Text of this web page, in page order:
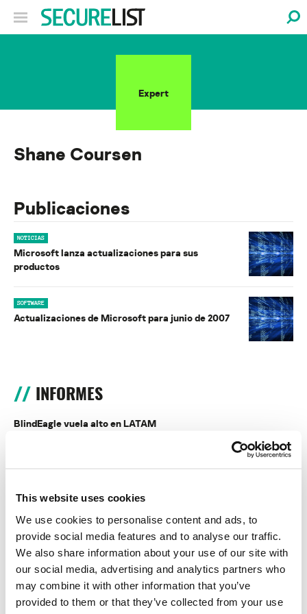
This website uses cookies
We use cookies to personalise content and ads, to
provide social media features and to analyse our traffic.
We also share information about your use of our site with
our social media, advertising and analytics partners who
may combine it with other information that you’ve
provided to them or that they’ve collected from your use
Expert
Shane Coursen
Publicaciones
NOTICIAS
Microsoft lanza actualizaciones para sus
productos
SOFTWARE
Actualizaciones de Microsoft para junio de 2007
INFORMES
BlindEagle vuela alto en LATAM
Kaspersky proporciona información sobre la actividad y los TTPs
del APT BlindEagle. Grupo que apunta a organizaciones e
Tácticas, técnicas y procedimientos (TTPs) de los grupos de
APT asiáticos modernos
MosaicRegressor: acechando en las sombras de UEFI
RevengeHotels: cibercrimen dirigido a recepciones de hotel